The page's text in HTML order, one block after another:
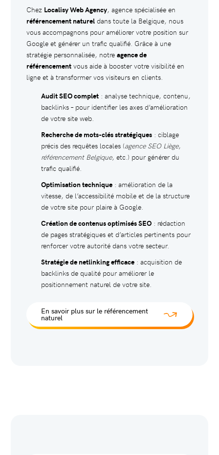
Chez Localisy Web Agency, agence spécialisée en
référencement natureldans toute la Belgique, nous
vous accompagnons pour améliorer votre position sur
Google et générer un trafic qualifié. Grâce à une
stratégie personnalisée, notre agence de
référencementvous aide à booster votre visibilité en
ligne et à transformer vos visiteurs en clients.
Audit SEO complet: analyse technique, contenu,
backlinks – pour identifier les axes d’amélioration
de votre site web.
Recherche de mots-clés stratégiques: ciblage
précis des requêtes locales (agence SEO Liège,
référencement Belgique, etc.) pour générer du
trafic qualifié.
Optimisation technique: amélioration de la
vitesse, de l’accessibilité mobile et de la structure
de votre site pour plaire à Google.
Création de contenus optimisés SEO: rédaction
de pages stratégiques et d’articles pertinents pour
renforcer votre autorité dans votre secteur.
Stratégie de netlinking efficace: acquisition de
backlinks de qualité pour améliorer le
positionnement naturel de votre site.
En savoir plus sur le référencement
naturel